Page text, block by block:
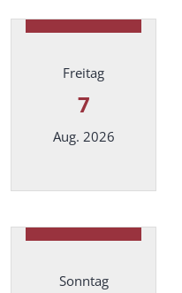
Freitag
7
Aug. 2026
Sonntag